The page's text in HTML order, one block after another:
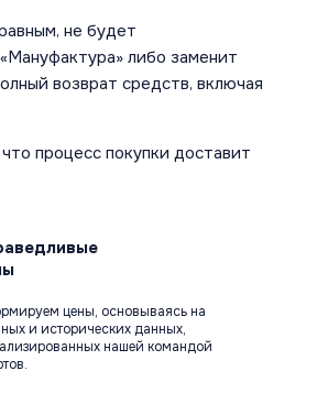
не будет
либо заменит
возврат средств, включая
процесс покупки доставит
цены, основываясь на
и исторических данных,
нашей командой